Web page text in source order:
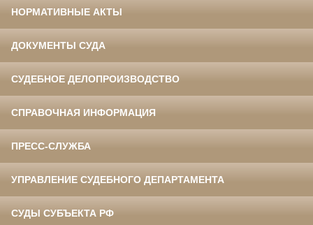
НОРМАТИВНЫЕ АКТЫ
ДОКУМЕНТЫ СУДА
СУДЕБНОЕ ДЕЛОПРОИЗВОДСТВО
СПРАВОЧНАЯ ИНФОРМАЦИЯ
ПРЕСС-СЛУЖБА
УПРАВЛЕНИЕ СУДЕБНОГО ДЕПАРТАМЕНТА
СУДЫ СУБЪЕКТА РФ